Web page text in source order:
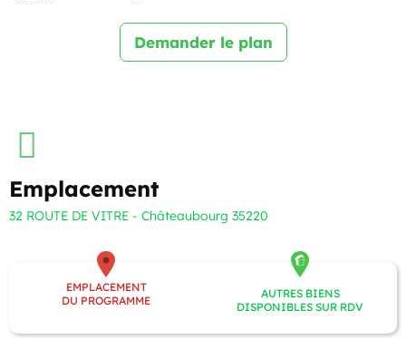
Demander le plan
Emplacement
32 ROUTE DE VITRE - Châteaubourg 35220
EMPLACEMENT
DU PROGRAMME
AUTRES BIENS
DISPONIBLES SUR RDV